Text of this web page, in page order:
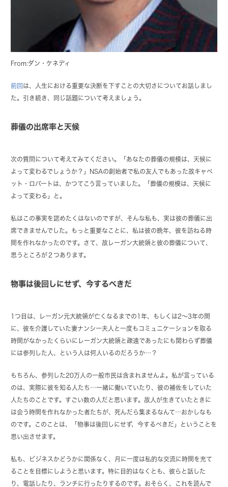
From:ダン・ケネディ
前回 は、人生における重要な決断を下すことの大切さについてお話しまし
た。引き続き、同じ話題について考えましょう。
葬儀の出席率と天候
次の質問について考えてみてください。「あなたの葬儀の規模は、天候に
よって変わるでしょうか？」NSAの創始者で私の友人でもあった故キャベ
ット・ロバートは、かつてこう言っていました。「葬儀の規模は、天候に
よって変わる」と。
私はこの事実を認めたくはないのですが、そんな私も、実は彼の葬儀に出
席できませんでした。もっと重要なことに、私は彼の晩年、彼を訪ねる時
間を作れなかったのです。さて、故レーガン大統領と彼の葬儀について、
思うところが２つあります。
物事は後回しにせず、今するべきだ
1つ目は、レーガン元大統領が亡くなるまでの1年、もしくは2～3年の間
に、彼を介護していた妻ナンシー夫人と一度もコミュニケーションを取る
時間がなかったくらいにレーガン大統領と疎遠であったにも関わらず葬儀
には参列した人、という人は何人いるのだろうか…？
もちろん、参列した20万人の一般市民は含まれませんよ。私が言っている
のは、実際に彼を知る人たち…一緒に働いていたり、彼の補佐をしていた
人たちのことです。すごい数の人だと思います。故人が生きていたときに
は会う時間を作れなかった者たちが、死んだら集まるなんて…おかしなも
のです。このことは、「物事は後回しにせず、今するべきだ」ということを
思い出させます。
私も、ビジネスかどうかに関係なく、月に一度は私的な交流に時間を充て
ることを目標にしようと思います。特に目的はなくとも、彼らと話した
り、電話したり、ランチに行ったりするのです。おそらく、これを読んで